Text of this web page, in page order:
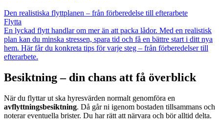
Den realistiska flyttplanen – från förberedelse till efterarbete
Flytta
En lyckad flytt handlar om mer än att packa lådor. Med en realistisk
plan kan du minska stressen, spara tid och få en bättre start i ditt nya
hem. Här får du konkreta tips för varje steg – från förberedelser till
efterarbete.
Besiktning – din chans att få överblick
När du flyttar ut ska hyresvärden normalt genomföra en
avflyttningsbesiktning. Då går ni igenom bostaden tillsammans och
noterar eventuella brister. Du har rätt att närvara och bör alltid delta.